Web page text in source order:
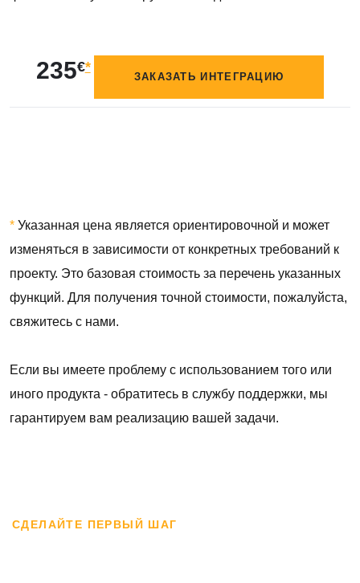
235€*
ЗАКАЗАТЬ ИНТЕГРАЦИЮ
* Указанная цена является ориентировочной и может
изменяться в зависимости от конкретных требований к
проекту. Это базовая стоимость за перечень указанных
функций. Для получения точной стоимости, пожалуйста,
свяжитесь с нами.
Если вы имеете проблему с использованием того или
иного продукта - обратитесь в службу поддержки, мы
гарантируем вам реализацию вашей задачи.
СДЕЛАЙТЕ ПЕРВЫЙ ШАГ